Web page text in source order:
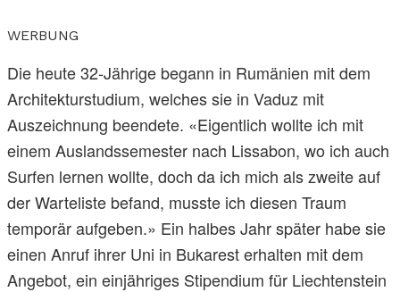
WERBUNG
Die heute 32-Jährige begann in Rumänien mit dem
Architekturstudium, welches sie in Vaduz mit
Auszeichnung beendete. «Eigentlich wollte ich mit
einem Auslandssemester nach Lissabon, wo ich auch
Surfen lernen wollte, doch da ich mich als zweite auf
der Warteliste befand, musste ich diesen Traum
temporär aufgeben.» Ein halbes Jahr später habe sie
einen Anruf ihrer Uni in Bukarest erhalten mit dem
Angebot, ein einjähriges Stipendium für Liechtenstein